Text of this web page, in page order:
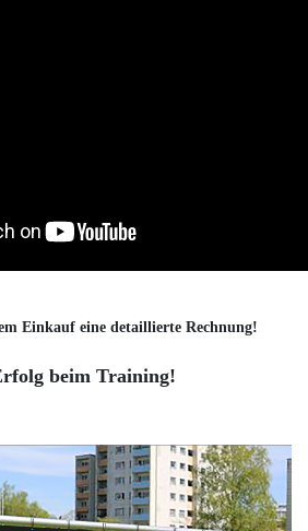
Einkauf eine detaillierte Rechnung!
beim Training!